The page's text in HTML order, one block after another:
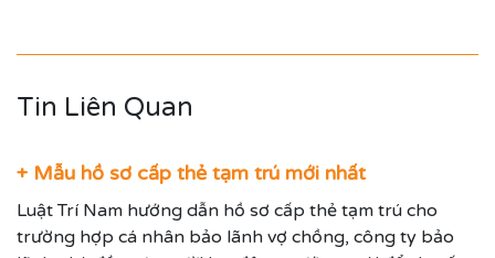
Tin Liên Quan
+ Mẫu hồ sơ cấp thẻ tạm trú mới nhất
Luật Trí Nam hướng dẫn hồ sơ cấp thẻ tạm trú cho
trường hợp cá nhân bảo lãnh vợ chồng, công ty bảo